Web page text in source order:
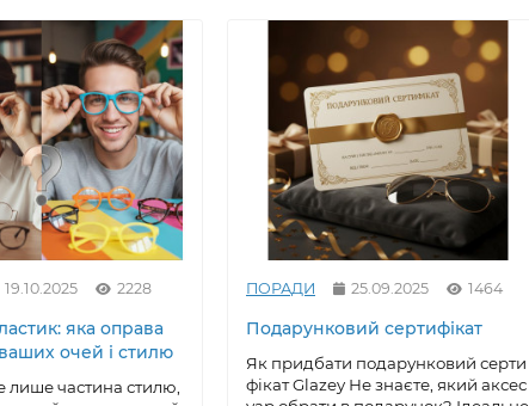
19.10.2025 2228
яка оправа
очей і стилю
частина стилю,
ПОРАДИ 25.09.2025 1464
Подарунковий сертифікат
Як придбати подарунковий серти
фікат Glazey Не знаєте, який аксес